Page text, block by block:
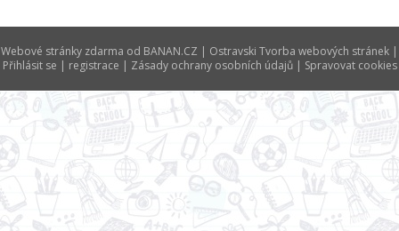
Webové stránky zdarma od BANAN.CZ | Ostravski Tvorba webových stránek |
Přihlásit se | registrace | Zásady ochrany osobních údajů| Spravovat cookies